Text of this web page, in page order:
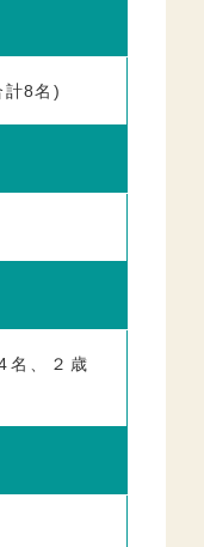
計8名)
名、２歳